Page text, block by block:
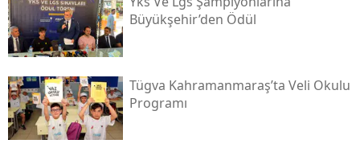
Büyükşehir’den Ödül
Tügva Kahramanmaraş’ta Veli Okulu
Programı